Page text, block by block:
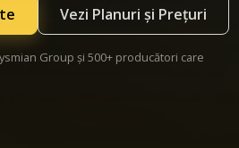
Vezi Planuri și Prețuri
Group și 500+ producători care